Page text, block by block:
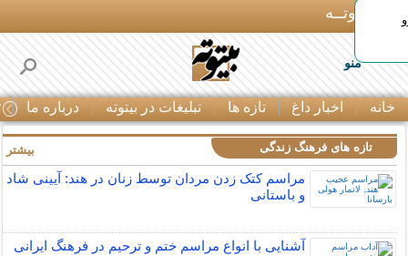
بـیتوتــه
منو
خانه اخبار داغ تازه ها تبلیغات در بیتوته درباره ما
تازه های فرهنگ زندگی
مراسم کتک زدن مردان توسط زنان در هند: آیینی شاد
و باستانی
آشنایی با انواع مراسم ختم و ترحیم در فرهنگ ایرانی
بیشتر